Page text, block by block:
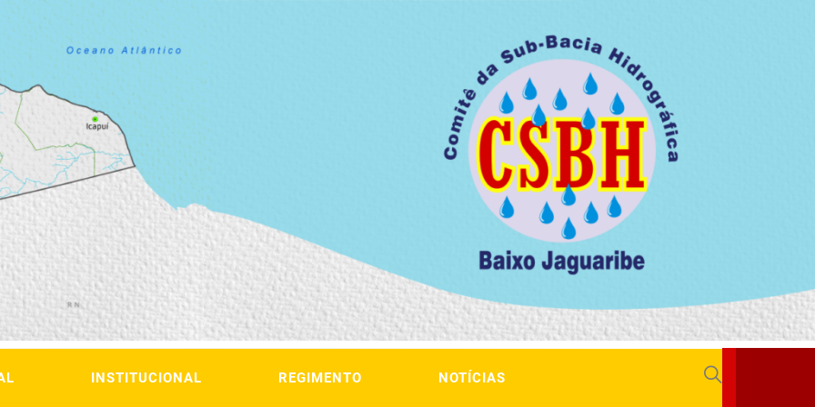
INSTITUCIONAL REGIMENTO NOTÍCIAS